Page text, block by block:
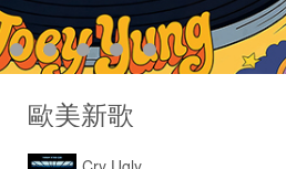
歐美新歌